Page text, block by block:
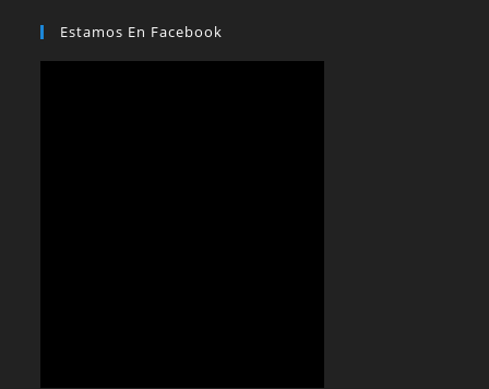
Estamos En Facebook